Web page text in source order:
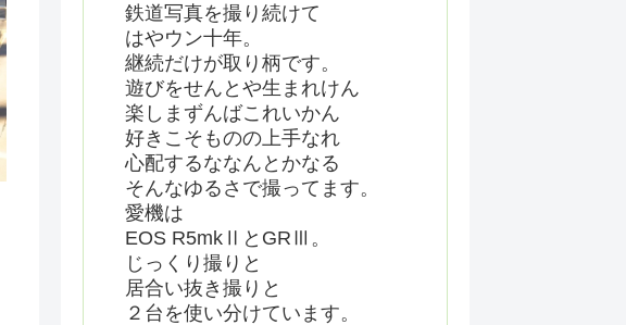
鉄道写真を撮り続けて
はやウン十年。
継続だけが取り柄です。
遊びをせんとや生まれけん
楽しまずんばこれいかん
好きこそものの上手なれ
心配するななんとかなる
そんなゆるさで撮ってます。
愛機は
EOS R5mkⅡとGRⅢ。
じっくり撮りと
居合い抜き撮りと
２台を使い分けています。